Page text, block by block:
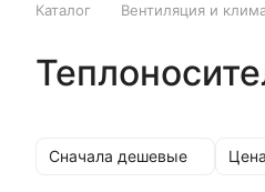
Каталог Вентиляция и
Сначала дешевые Цена